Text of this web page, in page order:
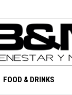
FOOD & DRINKS